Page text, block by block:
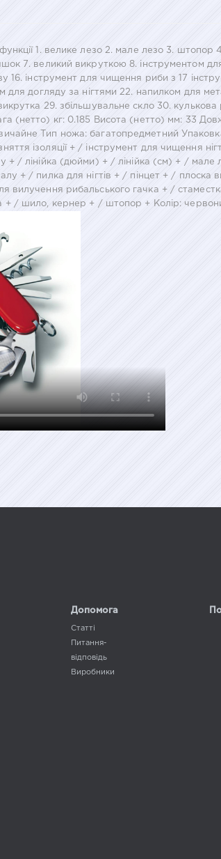
1. велике лезо 2. мале лезо 3.
7. великий викруткою 8. інструментом для
16. інструмент для чищення риби з 17
для догляду за нігтями 22. напилком для
29. збільшувальне скло 30.
(нетто) кг: 0.185 Висота (нетто) мм: 33
Тип ножа: багатопредметний
ізоляції + / інструмент для чищення
+ / лінійка (дюйми) + / лінійка (см) + /
+ / пилка для нігтів + / пінцет + /
вилучення рибальського гачка + /
+ / шило, кернер + / штопор + Колір:
Допомога
Статті
Питання-
відповідь
Виробники